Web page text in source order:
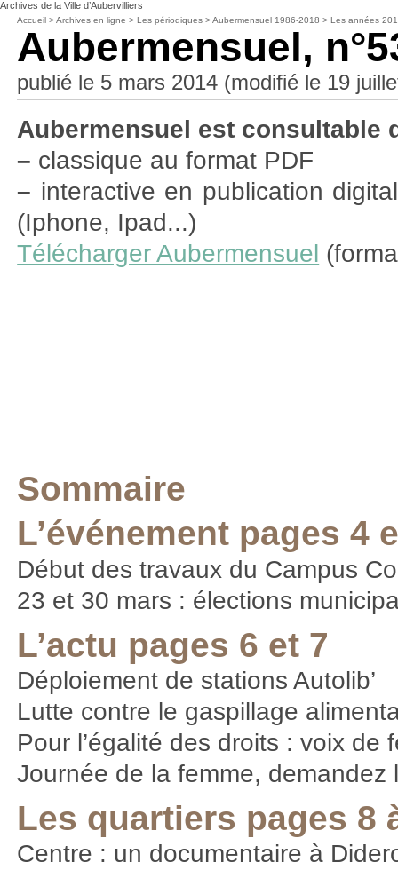
Archives de la Ville d’Aubervilliers
Accueil >Archives en ligne >Les périodiques >Aubermensuel 1986-2018 >Les années
Aubermensuel,
publié le 5 mars 2014 (modifié le 19
Aubermensuel est consultable
– classique au format PDF
– interactive en publication
(Iphone, Ipad...)
Télécharger Aubermensuel
Sommaire
L’événement pages 4
Début des travaux du Campus
23 et 30 mars : élections
L’actu pages 6 et 7
Déploiement de stations Autolib’
Lutte contre le gaspillage
Pour l’égalité des droits : voix de
Journée de la femme, demandez
Les quartiers pages 8
Centre : un documentaire à